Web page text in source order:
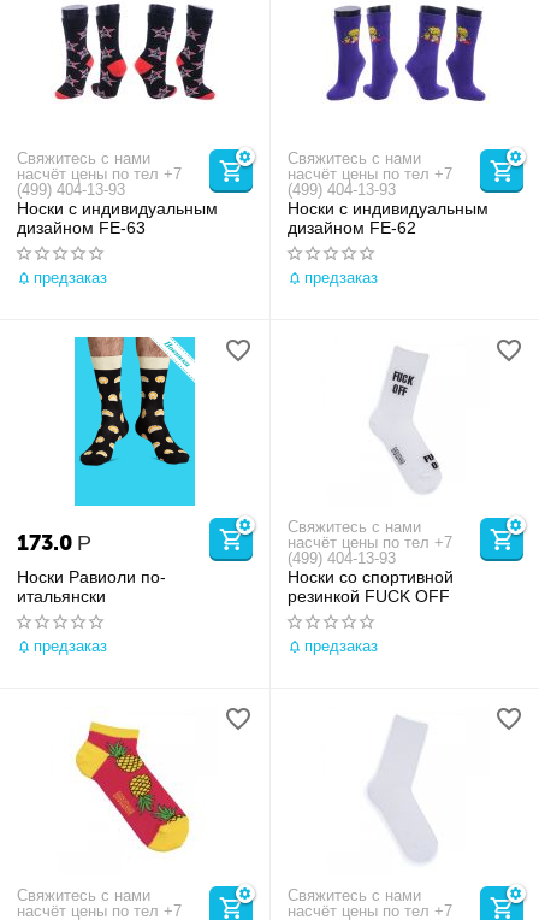
Свяжитесь с нами
насчёт цены по тел +7
(499) 404-13-93
Носки с индивидуальным
дизайном FE-63
предзаказ
Свяжитесь с нами
насчёт цены по тел +7
(499) 404-13-93
Носки с индивидуальным
дизайном FE-62
предзаказ
173.0 Р
Носки Равиоли по-
итальянски
предзаказ
Свяжитесь с нами
насчёт цены по тел +7
(499) 404-13-93
Носки со спортивной
резинкой FUCK OFF
предзаказ
Свяжитесь с нами
насчёт цены по тел +7
Свяжитесь с нами
насчёт цены по тел +7